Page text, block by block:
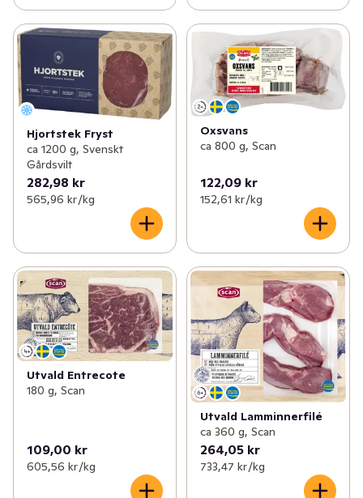
Hjortstek Fryst
ca 1200 g, Svenskt
Gårdsvilt
282,98 kr
565,96 kr /kg
Oxsvans
ca 800 g, Scan
122,09 kr
152,61 kr /kg
Utvald Entrecote
180 g, Scan
109,00 kr
605,56 kr /kg
Utvald Lamminnerfilé
ca 360 g, Scan
264,05 kr
733,47 kr /kg